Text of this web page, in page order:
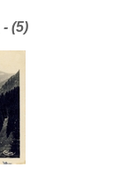
- (5)